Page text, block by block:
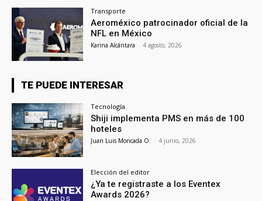
Transporte
Aeroméxico patrocinador oficial de la
NFL en México
Karina Alcántara - 4 agosto, 2026
TE PUEDE INTERESAR
Tecnología
Shiji implementa PMS en más de 100
hoteles
Juan Luis Moncada O. - 4 junio, 2026
Elección del editor
¿Ya te registraste a los Eventex
Awards 2026?